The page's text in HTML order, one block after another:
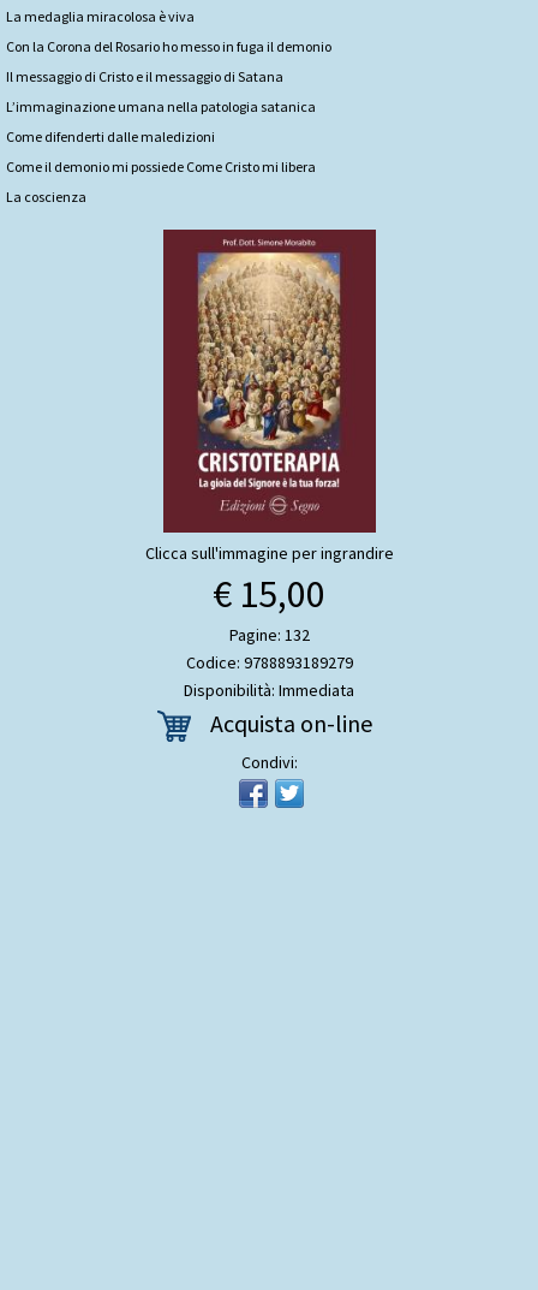
La medaglia miracolosa è viva
Con la Corona del Rosario ho messo in fuga il demonio
Il messaggio di Cristo e il messaggio di Satana
L’immaginazione umana nella patologia satanica
Come difenderti dalle maledizioni
Come il demonio mi possiede Come Cristo mi libera
La coscienza
Clicca sull'immagine per ingrandire
€ 15,00
Pagine: 132
Codice: 9788893189279
Disponibilità: Immediata
Acquista on-line
Condivi: